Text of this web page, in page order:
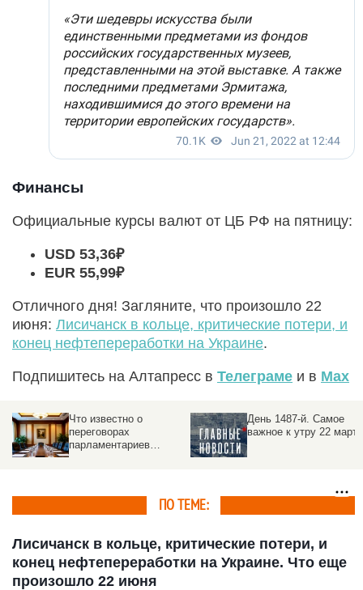
Финансы
Официальные курсы валют от ЦБ РФ на пятницу:
USD 53,36₽
EUR 55,99₽
Отличного дня! Загляните, что произошло 22
июня: Лисичанск в кольце, критические потери, и
конец нефтепереработки на Украине.
Подпишитесь на Алтапресс в Телеграме и в Max
День 1487-й. Самое
важное к утру 22 марта
День 1473-й. Самое
важное к утру 8 марта
ПО ТЕМЕ:
Лисичанск в кольце, критические потери, и
конец нефтепереработки на Украине. Что еще
произошло 22 июня